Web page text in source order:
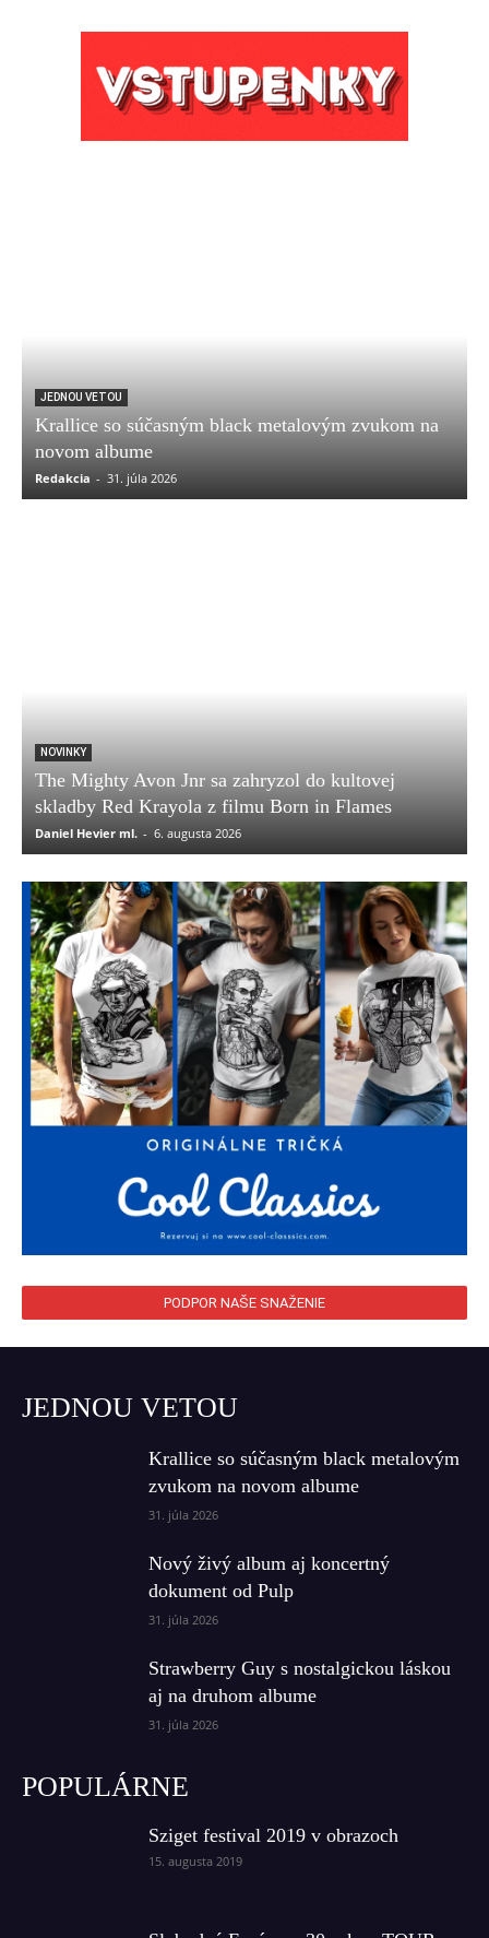
JEDNOU VETOU
Krallice so súčasným black metalovým zvukom na
novom albume
Redakcia - 31. júla 2026
NOVINKY
The Mighty Avon Jnr sa zahryzol do kultovej
skladby Red Krayola z filmu Born in Flames
Daniel Hevier ml. - 6. augusta 2026
PODPOR NAŠE SNAŽENIE
JEDNOU VETOU
Krallice so súčasným black metalovým
zvukom na novom albume
31. júla 2026
Nový živý album aj koncertný
dokument od Pulp
31. júla 2026
Strawberry Guy s nostalgickou láskou
aj na druhom albume
31. júla 2026
POPULÁRNE
Sziget festival 2019 v obrazoch
15. augusta 2019